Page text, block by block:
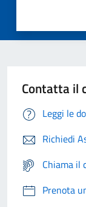
Contatta il
Leggi le
Richiedi
Chiama il
Prenota